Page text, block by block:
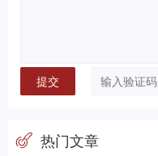
热门文章